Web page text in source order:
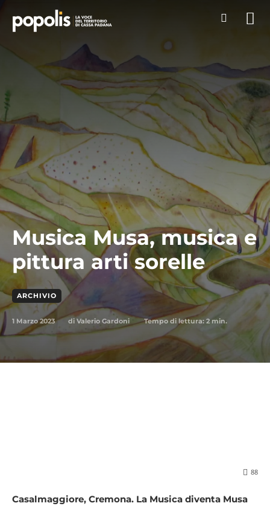
Musica Musa, musica e
pittura arti sorelle
ARCHIVIO
1 Marzo 2023 di Valerio Gardoni Tempo di lettura: 2min.
88
Casalmaggiore, Cremona. La Musica diventa Musa